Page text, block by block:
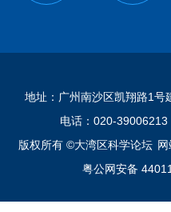
地址：广州南沙区凯翔路1号
电话：020-39006213
版权所有 ©大湾区科学论坛
粤公网安备